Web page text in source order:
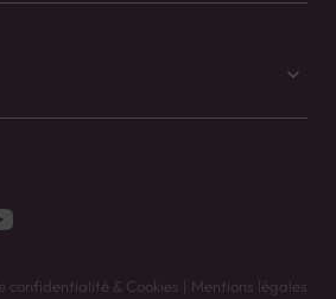
confidentialité & Cookies | Mentions légales